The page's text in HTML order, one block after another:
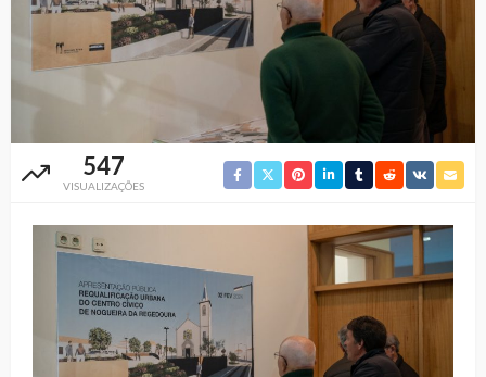
547
VISUALIZAÇÕES